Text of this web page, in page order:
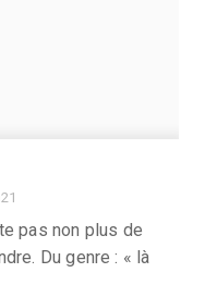
pas non plus de
Du genre : « là